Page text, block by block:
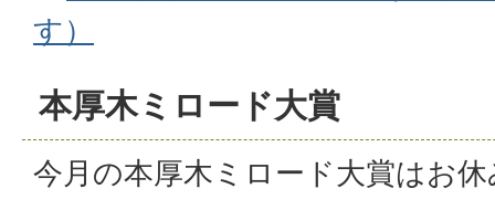
す）
本厚木ミロード大賞
今月の本厚木ミロード大賞はお